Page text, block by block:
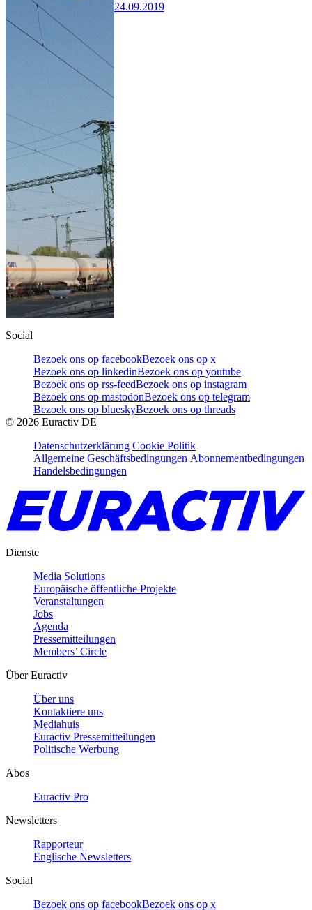
24.09.2019
Social
Bezoek ons op facebookBezoek ons op x
Bezoek ons op linkedinBezoek ons op youtube
Bezoek ons op rss-feedBezoek ons op instagram
Bezoek ons op mastodonBezoek ons op telegram
Bezoek ons op blueskyBezoek ons op threads
© 2026 Euractiv DE
Datenschutzerklärung Cookie Politik
Allgemeine Geschäftsbedingungen Abonnementbedingungen
Handelsbedingungen
Dienste
Media Solutions
Europäische öffentliche Projekte
Veranstaltungen
Jobs
Agenda
Pressemitteilungen
Members’ Circle
Über Euractiv
Über uns
Kontaktiere uns
Mediahuis
Euractiv Pressemitteilungen
Politische Werbung
Abos
Euractiv Pro
Newsletters
Rapporteur
Englische Newsletters
Social
Bezoek ons op facebookBezoek ons op x